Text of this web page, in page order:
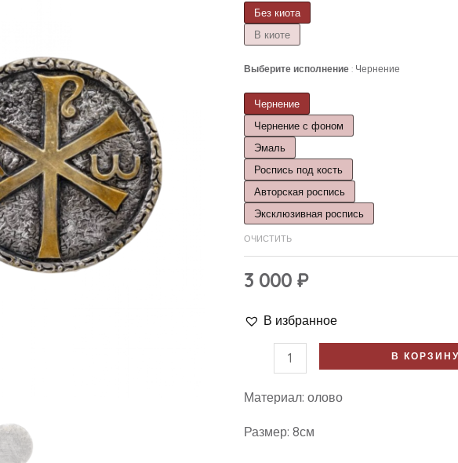
Без киота
В киоте
Выберите исполнение Чернение
Чернение
Чернение с фоном
Эмаль
Роспись под кость
Авторская роспись
Эксклюзивная роспись
ОЧИСТИТЬ
3 000 ₽
В избранное
"Крепость
моя"
В
Материал: олово
Размер: 8см